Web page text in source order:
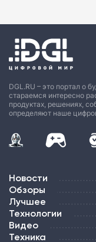
DGL.RU – это портал о
стараемся интересно
продуктах, решениях,
определяют наше
Новости
Обзоры
Лучшее
Технологии
Видео
Техника